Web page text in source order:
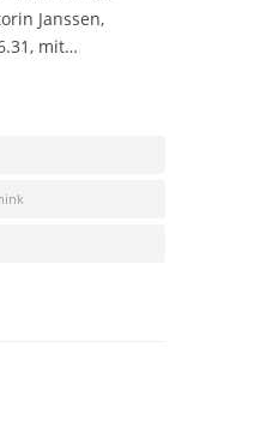
Janssen,
mit…